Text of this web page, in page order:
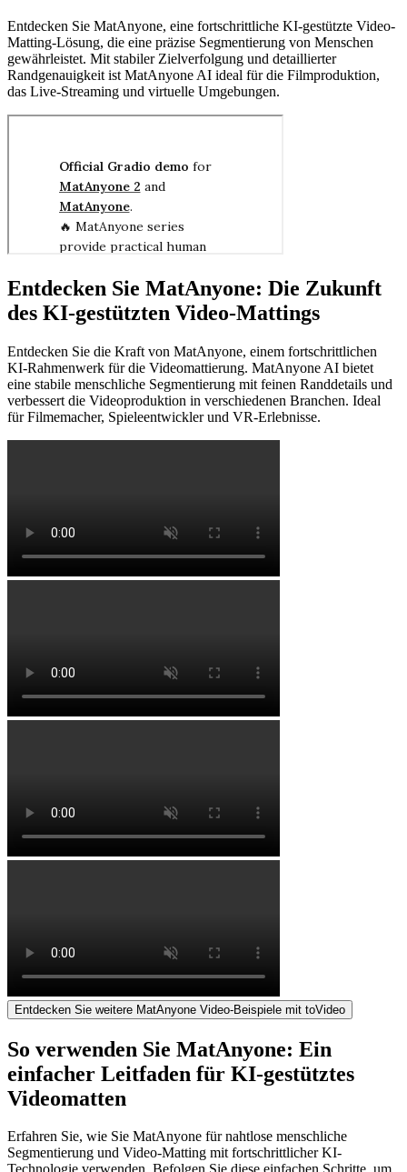
Entdecken Sie MatAnyone, eine fortschrittliche KI-gestützte Video-
Matting-Lösung, die eine präzise Segmentierung von Menschen
gewährleistet. Mit stabiler Zielverfolgung und detaillierter
Randgenauigkeit ist MatAnyone AI ideal für die Filmproduktion,
das Live-Streaming und virtuelle Umgebungen.
Entdecken Sie MatAnyone: Die Zukunft
des KI-gestützten Video-Mattings
Entdecken Sie die Kraft von MatAnyone, einem fortschrittlichen
KI-Rahmenwerk für die Videomattierung. MatAnyone AI bietet
eine stabile menschliche Segmentierung mit feinen Randdetails und
verbessert die Videoproduktion in verschiedenen Branchen. Ideal
für Filmemacher, Spieleentwickler und VR-Erlebnisse.
Entdecken Sie weitere MatAnyone Video-Beispiele mit toVideo
So verwenden Sie MatAnyone: Ein
einfacher Leitfaden für KI-gestütztes
Videomatten
Erfahren Sie, wie Sie MatAnyone für nahtlose menschliche
Segmentierung und Video-Matting mit fortschrittlicher KI-